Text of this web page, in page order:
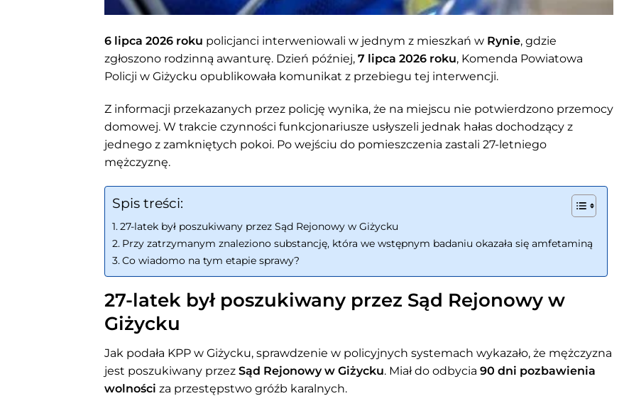
6 lipca 2026 roku policjanci interweniowali w jednym z mieszkań w Rynie, gdzie
zgłoszono rodzinną awanturę. Dzień później, 7 lipca 2026 roku, Komenda Powiatowa
Policji w Giżycku opublikowała komunikat z przebiegu tej interwencji.
Z informacji przekazanych przez policję wynika, że na miejscu nie potwierdzono przemocy
domowej. W trakcie czynności funkcjonariusze usłyszeli jednak hałas dochodzący z
jednego z zamkniętych pokoi. Po wejściu do pomieszczenia zastali 27-letniego
mężczyznę.
Spis treści:
27-latek był poszukiwany przez Sąd Rejonowy w Giżycku
Przy zatrzymanym znaleziono substancję, która we wstępnym badaniu okazała się amfetaminą
Co wiadomo na tym etapie sprawy?
27-latek był poszukiwany przez Sąd Rejonowy w
Giżycku
Jak podała KPP w Giżycku, sprawdzenie w policyjnych systemach wykazało, że mężczyzna
jest poszukiwany przez Sąd Rejonowy w Giżycku. Miał do odbycia 90 dni pozbawienia
wolności za przestępstwo gróźb karalnych.